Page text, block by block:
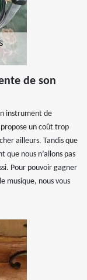
de son
instrument de
un coût trop
ailleurs. Tandis que
que nous n’allons pas
Pour pouvoir gagner
musique, nous vous